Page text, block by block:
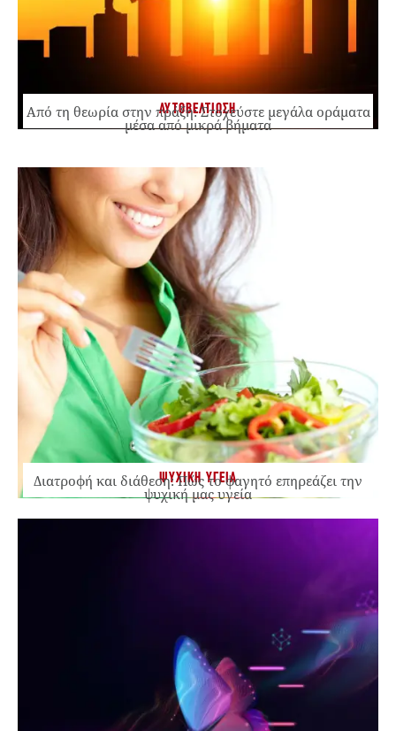
ΑΥΤΟΒΕΛΤΙΩΣΗ
Από τη θεωρία στην πράξη: Στοχεύστε μεγάλα οράματα
μέσα από μικρά βήματα
ΨΥΧΙΚΗ ΥΓΕΙΑ
Διατροφή και διάθεση: Πώς το φαγητό επηρεάζει την
ψυχική μας υγεία